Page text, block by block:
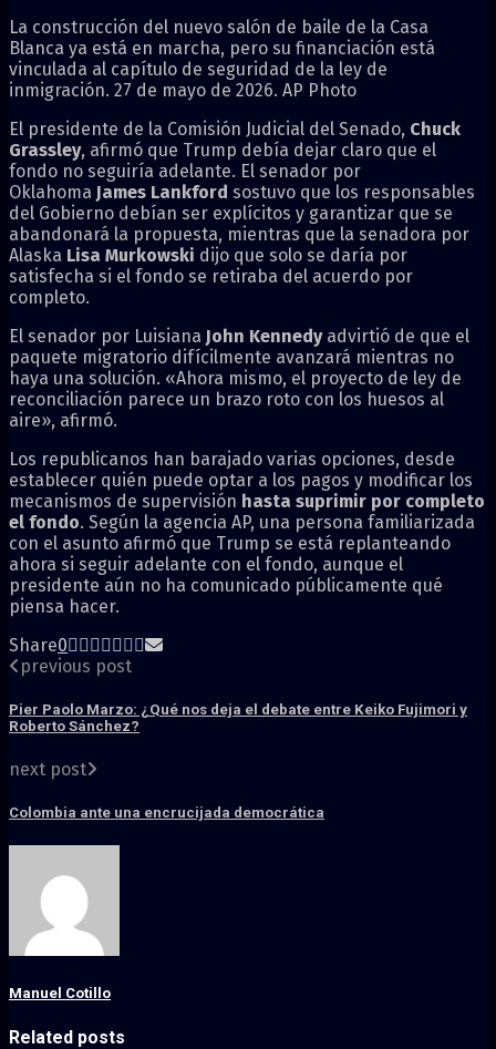
La construcción del nuevo salón de baile de la Casa
Blanca ya está en marcha, pero su financiación está
vinculada al capítulo de seguridad de la ley de
inmigración. 27 de mayo de 2026. AP Photo
El presidente de la Comisión Judicial del Senado, Chuck
Grassley, afirmó que Trump debía dejar claro que el
fondo no seguiría adelante. El senador por
Oklahoma James Lankford sostuvo que los responsables
del Gobierno debían ser explícitos y garantizar que se
abandonará la propuesta, mientras que la senadora por
Alaska Lisa Murkowski dijo que solo se daría por
satisfecha si el fondo se retiraba del acuerdo por
completo.
El senador por Luisiana John Kennedyadvirtió de que el
paquete migratorio difícilmente avanzará mientras no
haya una solución. «Ahora mismo, el proyecto de ley de
reconciliación parece un brazo roto con los huesos al
aire», afirmó.
Los republicanos han barajado varias opciones, desde
establecer quién puede optar a los pagos y modificar los
mecanismos de supervisión hasta suprimir por completo
el fondo. Según la agencia AP, una persona familiarizada
con el asunto afirmó que Trump se está replanteando
ahora si seguir adelante con el fondo, aunque el
presidente aún no ha comunicado públicamente qué
piensa hacer.
Share0
previous post
Pier Paolo Marzo: ¿Qué nos deja el debate entre Keiko Fujimori y
Roberto Sánchez?
next post
Colombia ante una encrucijada democrática
Manuel Cotillo
Related posts